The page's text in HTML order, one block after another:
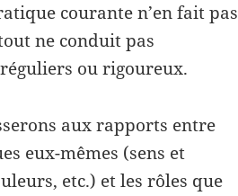
courante n’en fait pas
ne conduit pas
ou rigoureux.
aux rapports entre
eux-mêmes (sens et
etc.) et les rôles que